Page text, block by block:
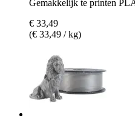
Gemakkelijk te printen
€ 33,49
(€ 33,49 / kg)